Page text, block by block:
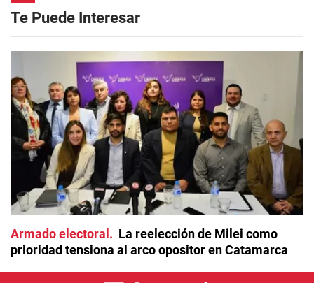
Te Puede Interesar
Armado electoral
La reelección de Milei como
prioridad tensiona al arco opositor en Catamarca